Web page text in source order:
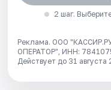
2 шаг.
Реклама. ООО
ОПЕРАТОР", ИНН:
Действует до 31 августа